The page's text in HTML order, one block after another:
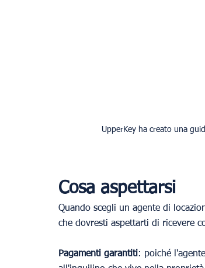
UpperKey ha creato una
Cosa aspettarsi
Quando scegli un agente di
che dovresti aspettarti di ricevere
Pagamenti garantiti: poiché